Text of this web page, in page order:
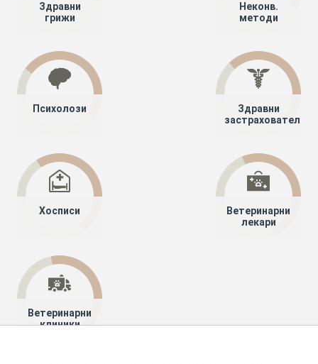
Здравни
грижи
Неконв.
методи
Психолози
Здравни
застрахователи
Хосписи
Ветеринарни
лекари
Ветеринарни
клиники